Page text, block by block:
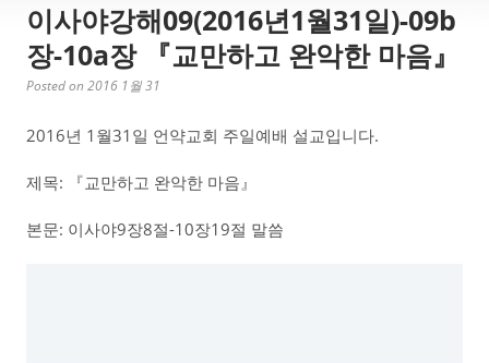
이사야강해09(2016년1월31일)-09b
장-10a장 『교만하고 완악한 마음』
Posted on 2016 1월 31
2016년 1월31일 언약교회 주일예배 설교입니다.
제목: 『교만하고 완악한 마음』
본문: 이사야9장8절-10장19절 말씀